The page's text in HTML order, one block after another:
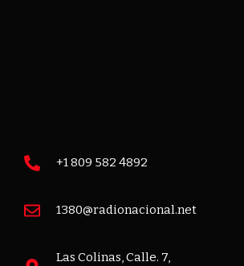
+1 809 582 4892
1380@radionacional.net
Las Colinas, Calle. 7,